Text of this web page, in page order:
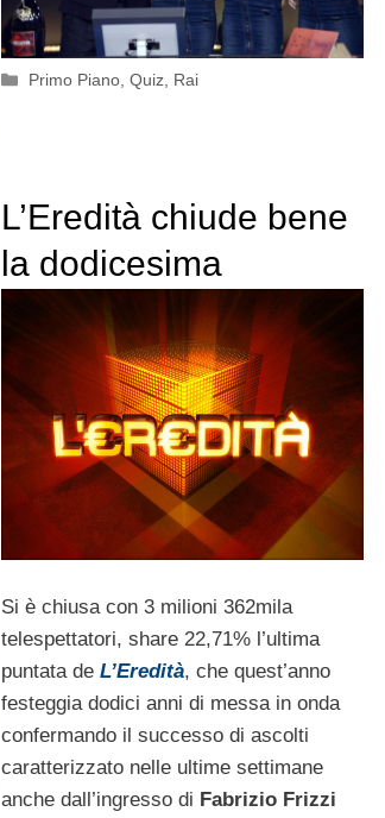
Categorie
Primo Piano,Quiz, Rai
L’Eredità chiude bene
la dodicesima
edizione
Si è chiusa con 3 milioni 362mila
telespettatori, share 22,71% l’ultima
puntata de L’Eredità, che quest’anno
festeggia dodici anni di messa in onda
confermando il successo di ascolti
caratterizzato nelle ultime settimane
anche dall’ingresso di Fabrizio Frizzi